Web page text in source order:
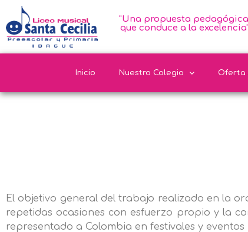
"Una propuesta
que conduce a la excelencia"
Inicio Nuestro Colegio Oferta
El objetivo general del trabajo realizado en la
repetidas ocasiones con esfuerzo propio y la
representado a Colombia en festivales y